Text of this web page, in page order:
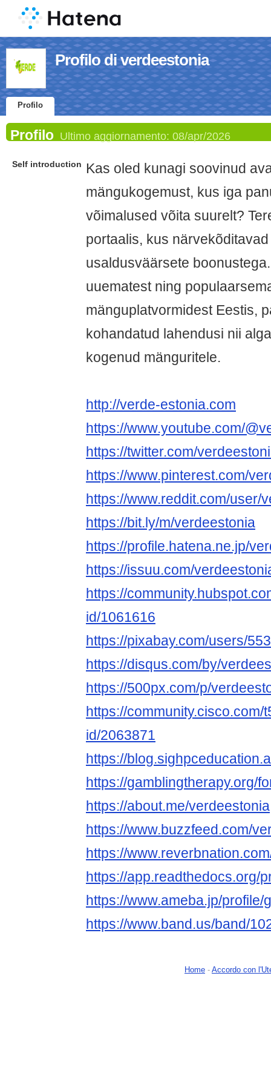
Profilo di verdeestonia
Profilo
Profilo Ultimo aggiornamento: 08/apr/2026
Self introduction
Kas oled kunagi soovinud
mängukogemust, kus iga
võimalused võita suurelt?
portaalis, kus
usaldusväärsete
uuematest ning
mänguplatvormidest Eestis,
kohandatud lahendusi nii
kogenud mänguritele.
http://verde-estonia.com
https://www.youtube.com/
https://twitter.com/
https://www.pinterest.com/
https://www.reddit.com/user/
https://bit.ly/m/verdeestonia
https://profile.hatena.ne.jp/
https://issuu.com/
https://
id/1061616
https://pixabay.com/users/
https://disqus.com/by/
https://500px.com/p/
https://
id/2063871
https://
https://gamblingtherapy.org/
https://about.me/verdeestonia
https://www.buzzfeed.com/
https://
https://app.readthedocs.org/
https://www.ameba.jp/
https://www.band.us/band/
Home - Accordo con